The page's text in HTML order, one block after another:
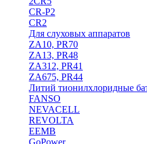
CR-P2
CR2
Для слуховых аппаратов
ZA10, PR70
ZA13, PR48
ZA312, PR41
ZA675, PR44
Литий тионилхлоридные
FANSO
NEVACELL
REVOLTA
EEMB
GoPower